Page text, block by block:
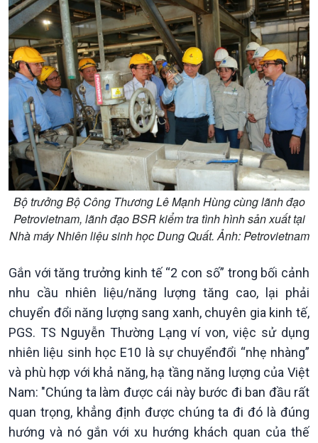
Podcast
Góc nhìn VOV1
Bình luận
10 phút Sự kiện - Luận bàn
Câu chuyện thời sự
Dòng chảy sự kiện
Bộ trưởng Bộ Công Thương Lê Mạnh Hùng cùng lãnh đạo
Petrovietnam, lãnh đạo BSR kiểm tra tình hình sản xuất tại
Nhà máy Nhiên liệu sinh học Dung Quất. Ảnh: Petrovietnam
Gắn với tăng trưởng kinh tế “2 con số” trong bối cảnh
nhu cầu nhiên liệu/năng lượng tăng cao, lại phải
chuyển đổi năng lượng sang xanh, chuyên gia kinh tế,
PGS. TS Nguyễn Thường Lạng ví von, việc sử dụng
nhiên liệu sinh học E10 là sự chuyểnđổi “nhẹ nhàng”
và phù hợp với khả năng, hạ tầng năng lượng của Việt
Nam: "Chúng ta làm được cái này bước đi ban đầu rất
quan trọng, khẳng định được chúng ta đi đó là đúng
hướng và nó gắn với xu hướng khách quan của thế